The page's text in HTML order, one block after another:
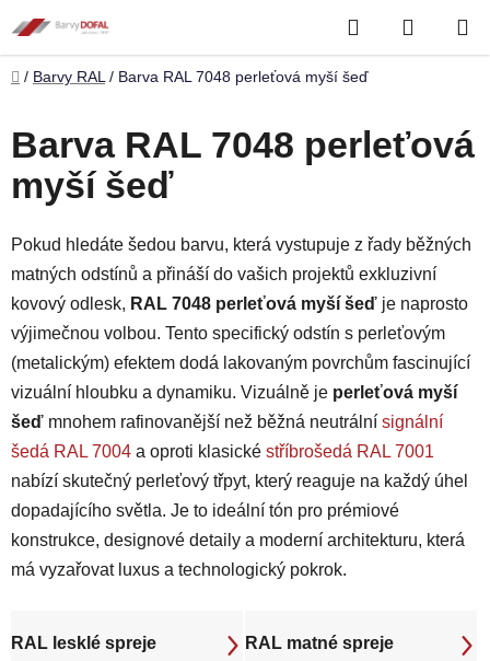
na
obsah
Hledat
KOŠÍK
Domů
/ Barvy RAL / Barva RAL 7048 perleťová myší šeď
Barva RAL 7048 perleťová
myší šeď
Pokud hledáte šedou barvu, která vystupuje z řady běžných
matných odstínů a přináší do vašich projektů exkluzivní
kovový odlesk, RAL 7048 perleťová myší šeď je naprosto
výjimečnou volbou. Tento specifický odstín s perleťovým
(metalickým) efektem dodá lakovaným povrchům fascinující
vizuální hloubku a dynamiku. Vizuálně je perleťová myší
šeď mnohem rafinovanější než běžná neutrální signální
šedá RAL 7004 a oproti klasické stříbrošedá RAL 7001
nabízí skutečný perleťový třpyt, který reaguje na každý úhel
dopadajícího světla. Je to ideální tón pro prémiové
konstrukce, designové detaily a moderní architekturu, která
má vyzařovat luxus a technologický pokrok.
RAL lesklé spreje RAL matné spreje